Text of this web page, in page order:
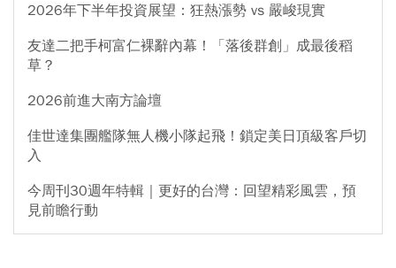
2026年下半年投資展望：狂熱漲勢 vs 嚴峻現實
友達二把手柯富仁裸辭內幕！「落後群創」成最後稻
草？
2026前進大南方論壇
佳世達集團艦隊無人機小隊起飛！鎖定美日頂級客戶切
入
今周刊30週年特輯｜更好的台灣：回望精彩風雲，預
見前瞻行動